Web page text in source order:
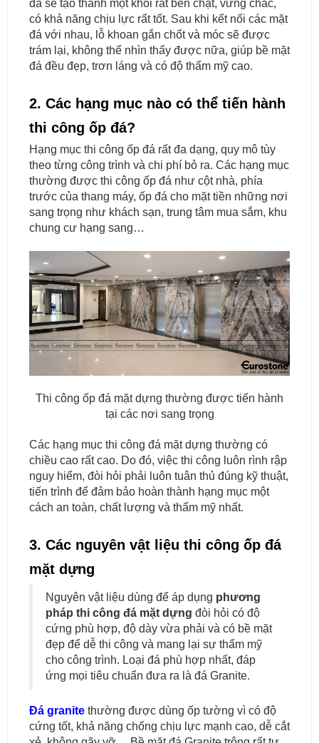
đá sẽ tạo thành một khối rất bền chặt, vững chắc,
có khả năng chịu lực rất tốt. Sau khi kết nối các mặt
đá với nhau, lỗ khoan gắn chốt và móc sẽ được
trám lại, không thể nhìn thấy được nữa, giúp bề mặt
đá đều đẹp, trơn láng và có độ thẩm mỹ cao.
2. Các hạng mục nào có thể tiến hành
thi công ốp đá?
Hạng mục thi công ốp đá rất đa dạng, quy mô tùy
theo từng công trình và chi phí bỏ ra. Các hạng mục
thường được thi công ốp đá như cột nhà, phía
trước của thang máy, ốp đá cho mặt tiền những nơi
sang trọng như khách sạn, trung tâm mua sắm, khu
chung cư hạng sang…
Thi công ốp đá mặt dựng thường được tiến hành
tại các nơi sang trọng
Các hạng mục thi công đá mặt dựng thường có
chiều cao rất cao. Do đó, việc thi công luôn rình rập
nguy hiểm, đòi hỏi phải luôn tuân thủ đúng kỹ thuật,
tiến trình để đảm bảo hoàn thành hạng mục một
cách an toàn, chất lượng và thẩm mỹ nhất.
3. Các nguyên vật liệu thi công ốp đá
mặt dựng
Nguyên vật liệu dùng để áp dụng phương
pháp thi công đá mặt dựng ​ đòi hỏi có độ
cứng phù hợp, độ dày vừa phải và có bề mặt
đẹp để dễ thi công và mang lại sự thẩm mỹ
cho công trình. Loại đá phù hợp nhất, đáp
ứng mọi tiêu chuẩn đưa ra là đá Granite.
Đá granite thường được dùng ốp tường vì có độ
cứng tốt, khả năng chống chịu lực mạnh cao, dễ cắt